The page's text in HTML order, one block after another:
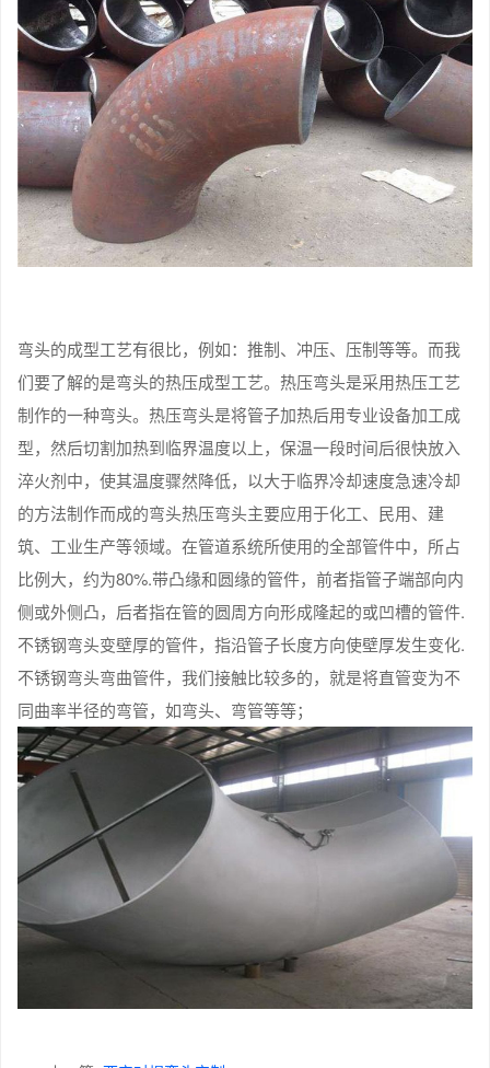
弯头的成型工艺有很比，例如：推制、冲压、压制等等。而我
们要了解的是弯头的热压成型工艺。热压弯头是采用热压工艺
制作的一种弯头。热压弯头是将管子加热后用专业设备加工成
型，然后切割加热到临界温度以上，保温一段时间后很快放入
淬火剂中，使其温度骤然降低，以大于临界冷却速度急速冷却
的方法制作而成的弯头热压弯头主要应用于化工、民用、建
筑、工业生产等领域。在管道系统所使用的全部管件中，所占
比例大，约为80%.带凸缘和圆缘的管件，前者指管子端部向内
侧或外侧凸，后者指在管的圆周方向形成隆起的或凹槽的管件.
不锈钢弯头变壁厚的管件，指沿管子长度方向使壁厚发生变化.
不锈钢弯头弯曲管件，我们接触比较多的，就是将直管变为不
同曲率半径的弯管，如弯头、弯管等等；